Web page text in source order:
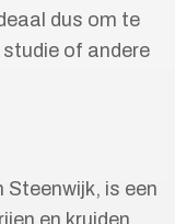
dus om te
of andere
is een
en kruiden